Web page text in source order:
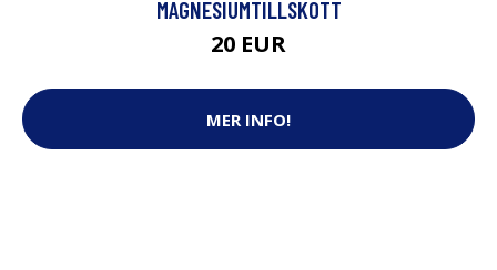
MAGNESIUMTILLSKOTT
20 EUR
MER INFO!